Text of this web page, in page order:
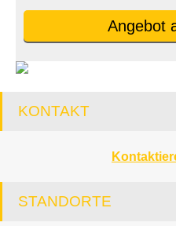
An­ge­bot
KONTAKT
STANDORTE